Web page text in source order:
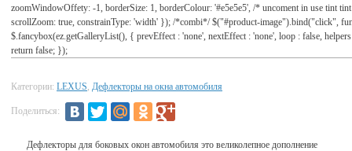
zoomWindowOffety: -1, borderSize: 1, borderColour: '#e5e5e5', /* uncoment in use tint
scrollZoom: true, constrainType: 'width' }); /*combi*/ $("#product-image").bind("click",
$.fancybox(ez.getGalleryList(), { prevEffect : 'none', nextEffect : 'none', loop : false,
return false; });
Категории: LEXUS, Дефлекторы на окна автомобиля
Поделиться:
Дефлекторы для боковых окон автомобиля это великолепное дополнение